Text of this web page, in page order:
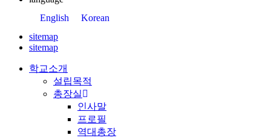
English
Korean
sitemap
sitemap
학교소개
설립목적
총장실
인사말
프로필
역대총장